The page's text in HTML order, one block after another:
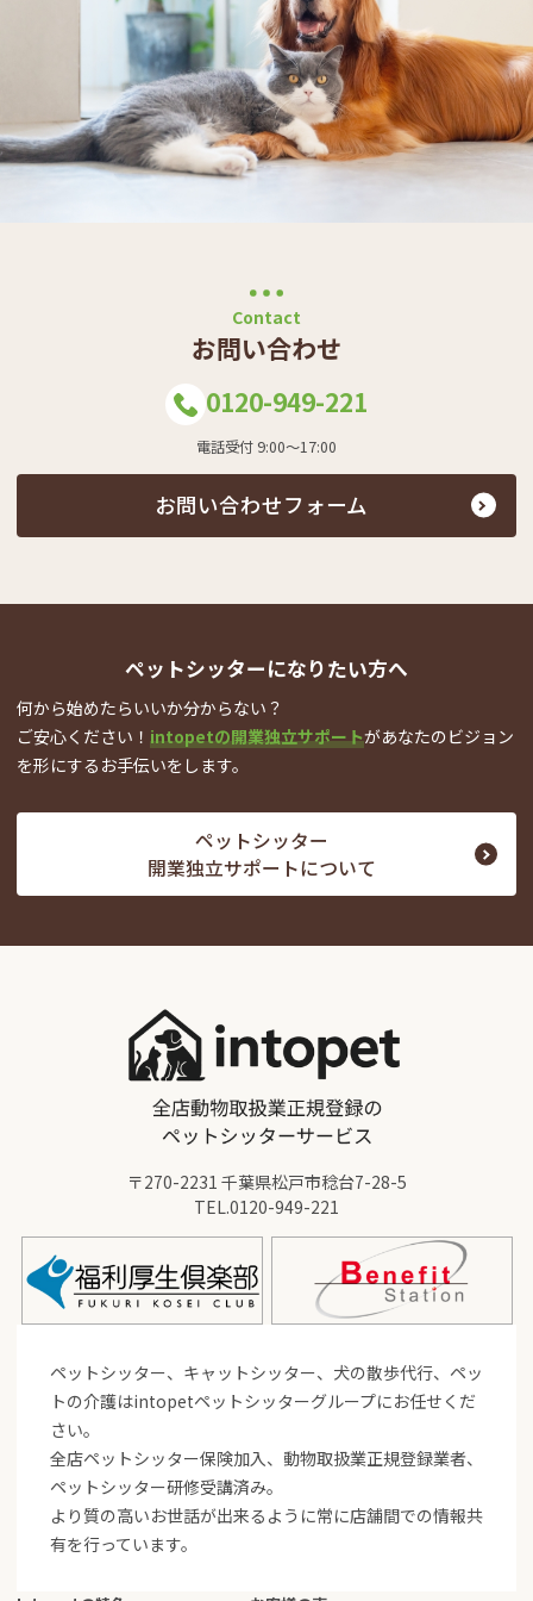
Contact
お問い合わせ
0120-949-221
電話受付 9:00～17:00
お問い合わせフォーム
ペットシッターになりたい方へ
何から始めたらいいか分からない？
ご安心ください！ intopetの開業独立サポートがあなたのビジョン
を形にするお手伝いをします。
ペットシッター
開業独立サポートについて
〒270-2231 千葉県松戸市稔台7-28-5
TEL.0120-949-221
ペットシッター、キャットシッター、犬の散歩代行、ペッ
トの介護はintopetペットシッターグループにお任せくだ
さい。
全店ペットシッター保険加入、動物取扱業正規登録業者、
ペットシッター研修受講済み。
より質の高いお世話が出来るように常に店舗間での情報共
有を行っています。